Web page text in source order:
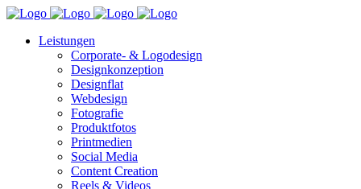
Leistungen
Corporate- & Logodesign
Designkonzeption
Designflat
Webdesign
Fotografie
Produktfotos
Printmedien
Social Media
Content Creation
Reels & Videos